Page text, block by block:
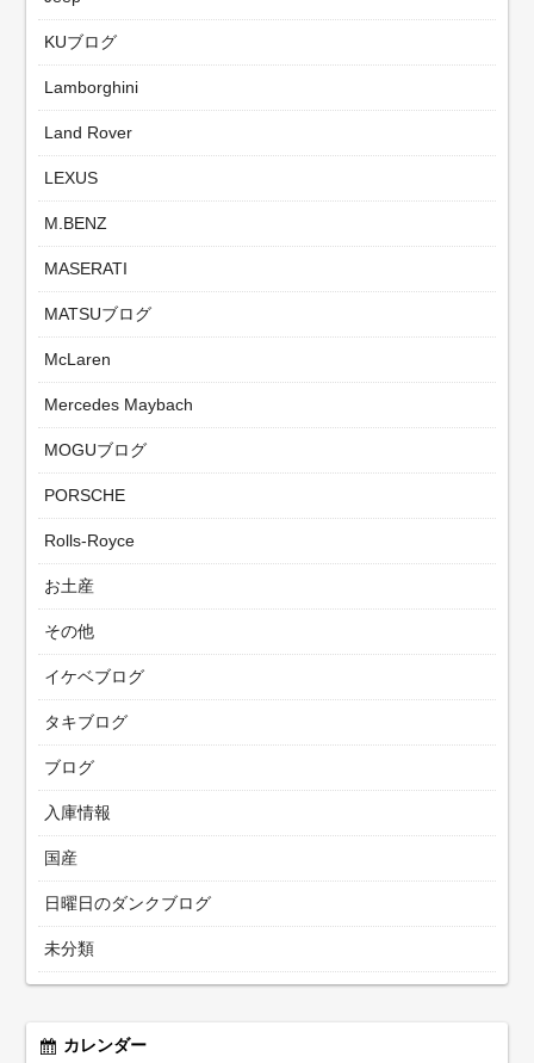
KUブログ
Lamborghini
Land Rover
LEXUS
M.BENZ
MASERATI
MATSUブログ
McLaren
Mercedes Maybach
MOGUブログ
PORSCHE
Rolls-Royce
お土産
その他
イケベブログ
タキブログ
ブログ
入庫情報
国産
日曜日のダンクブログ
未分類
カレンダー